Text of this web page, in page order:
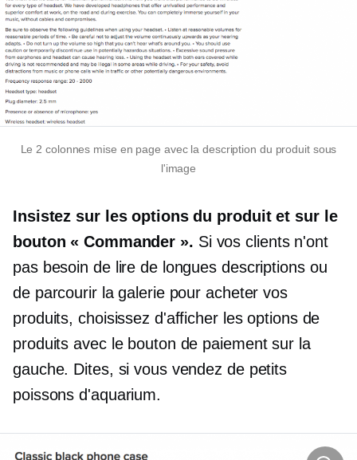
Le2 colonnes mise en page avec la description du produit sous
l'image
Insistez sur les options du produit et sur le
bouton « Commander ». Si vos clients n'ont
pas besoin de lire de longues descriptions ou
de parcourir la galerie pour acheter vos
produits, choisissez d'afficher les options de
produits avec le bouton de paiement sur la
gauche. Dites, si vous vendez de petits
poissons d'aquarium.